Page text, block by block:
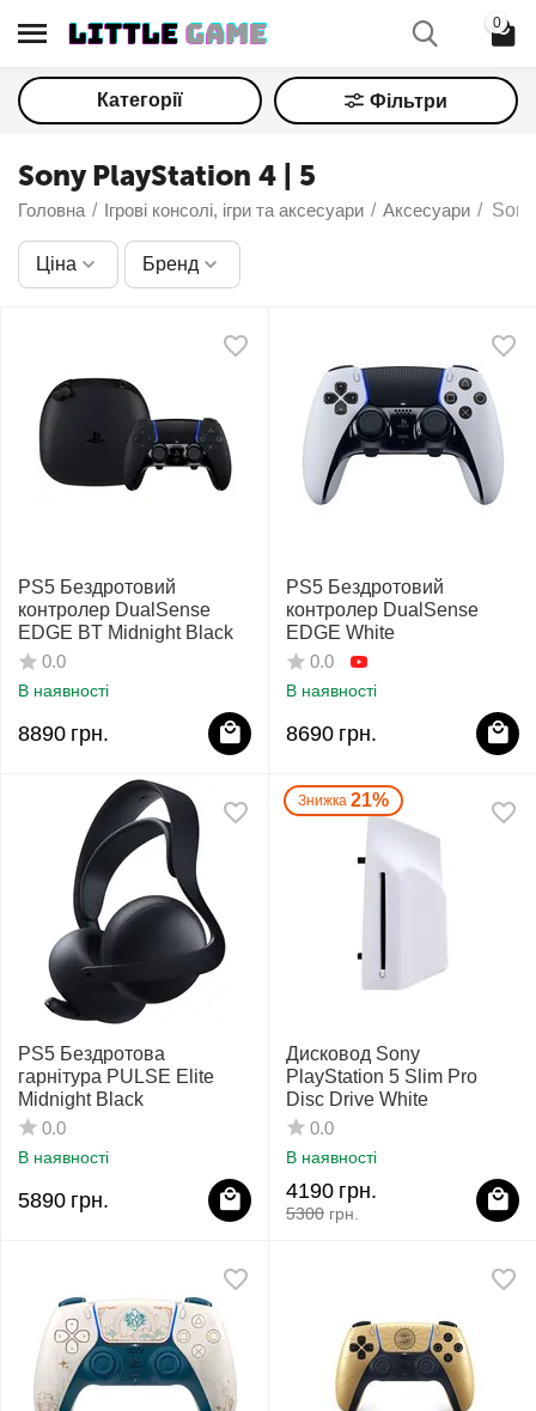
0
Категорії Фільтри
Sony PlayStation 4 | 5
Головна / Ігрові консолі, ігри та аксесуари / Аксесуари /
Ціна Бренд
PS5 Бездротовий
контролер DualSense
EDGE BT Midnight Black
0.0
В наявності
8890 грн.
PS5 Бездротовий
контролер DualSense
EDGE White
0.0
В наявності
8690 грн.
PS5 Бездротова
гарнітура PULSE Elite
Midnight Black
0.0
В наявності
5890 грн.
Знижка 21%
Дисковод Sony
PlayStation 5 Slim Pro
Disc Drive White
0.0
В наявності
5300 грн.
4190 грн.